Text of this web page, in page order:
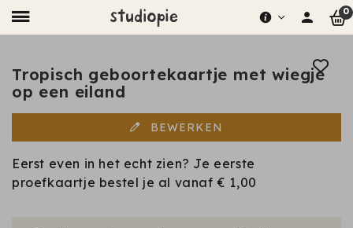
0
Tropisch geboortekaartje met wiegje
op een eiland
BEWERKEN
Eerst even in het echt zien? Je eerste
proefkaartje bestel je al vanaf€ 1,00